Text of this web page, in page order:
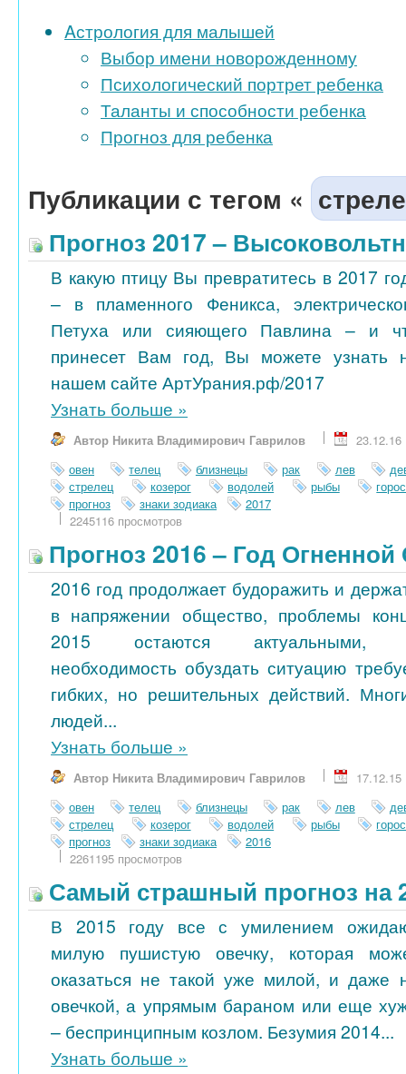
Aстрология для малышей
Выбор имени новорожденному
Психологический портрет ребенка
Таланты и способности ребенка
Прогноз для ребенка
Публикации с тегом «
Прогноз 2017 –
В какую птицу Вы превратитесь в 2017
– в пламенного Феникса,
Петуха или сияющего Павлина – и
принесет Вам год, Вы можете узнать
нашем сайте АртУрания.рф/2017
Узнать больше »
Автор Никита Владимирович Гаврилов
23.12.16
овен
телец близнецы рак лев
стрелец
козерог водолей рыбы
прогноз
знаки зодиака
2017
2245116 просмотров
Прогноз 2016 – Год
2016 год продолжает будоражить и
в напряжении общество, проблемы
2015 остаются актуальными,
необходимость обуздать ситуацию
гибких, но решительных действий.
людей...
Узнать больше »
Автор Никита Владимирович Гаврилов
17.12.15
овен
телец близнецы рак лев
стрелец
козерог водолей рыбы
прогноз
знаки зодиака
2016
2261195 просмотров
Самый страшный прогноз на
В 2015 году все с умилением
милую пушистую овечку, которая
оказаться не такой уже милой, и даже
овечкой, а упрямым бараном или еще
– беспринципным козлом. Безумия 2014...
Узнать больше »